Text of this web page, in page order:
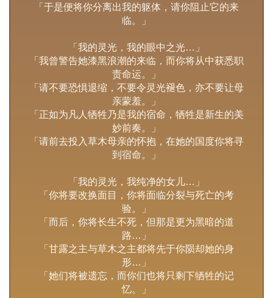
「于是便将你分离出我的躯体，请你阻止它的来
临。」
「我的灵光，我的眼中之光…」
「我曾警告她漆黑浪潮的来临，而你将从中获悉职
责命运。」
「请不要恐惧退缩，不要令灵光褪色，亦不要让母
亲蒙羞。」
「正如为凡人牺牲乃是我的宿命，牺牲是新生的美
妙前奏。」
「请前去投入草木母亲的怀抱，在她的国度你将寻
到宿命。」
「我的灵光，我纯净的女儿…」
「你将要改换面目，你将面临分裂与死亡的考
验。」
「而后，你将长生不死，但那是更为黑暗的道
路…」
「甘露之主与草木之主都将先于你陨却她的身
形…」
「她们将被遗忘，而你们也将只剩下牺牲的记
忆。」